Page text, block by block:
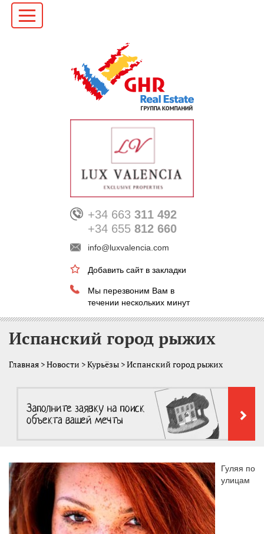
+34 663 311 492
+34 655 812 660
info@luxvalencia.com
Добавить сайт в закладки
Мы перезвоним Вам в
течении нескольких минут
Испанский город рыжих
Главная >Новости >Курьёзы > Испанский город рыжих
Гуляя по
улицам